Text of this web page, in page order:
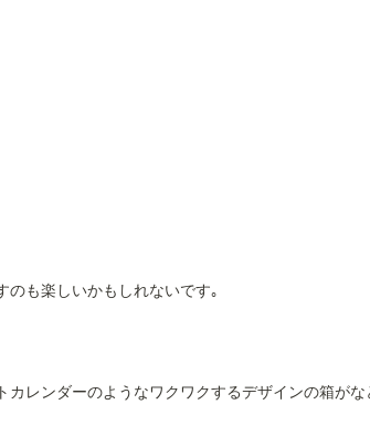
のも楽しいかもしれないです｡
レンダーのようなワクワクするデザインの箱が